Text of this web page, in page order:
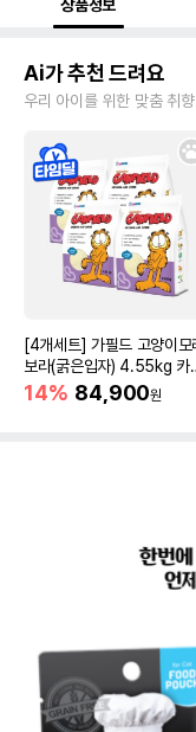
상품정보
Ai가 추천 드려요
우리 아이를 위한 맞춤 취
[4개세트] 가필드 고양이모
보라(굵은입자) 4.55kg 카
바모래
14% 84,900원